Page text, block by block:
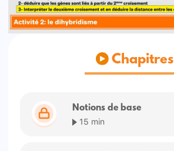
Chapitres
Notions de base
15 min